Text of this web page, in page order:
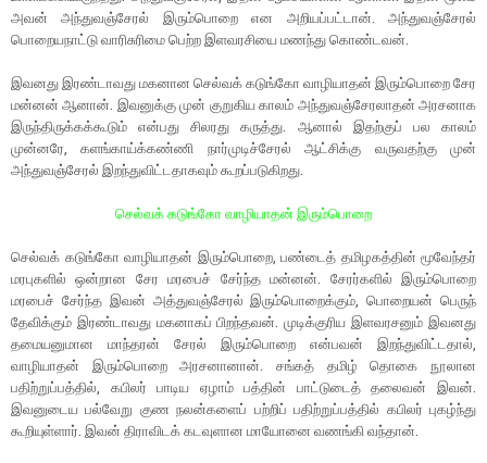
அவன் அந்துவஞ்சேரல் இரும்பொறை என அறியப்பட்டான். அந்துவஞ்சேரல்
பொறையநாட்டு வாரிசுரிமை பெற்ற இளவரசியை மணந்து கொண்டவன்.
இவனது இரண்டாவது மகனான செல்வக் கடுங்கோ வாழியாதன் இரும்பொறை சேர
மன்னன் ஆனான். இவனுக்கு முன் குறுகிய காலம் அந்துவஞ்சேரலாதன் அரசனாக
இருந்திருக்கக்கூடும் என்பது சிலரது கருத்து. ஆனால் இதற்குப் பல காலம்
முன்னரே, களங்காய்க்கண்ணி நார்முடிச்சேரல் ஆட்சிக்கு வருவதற்கு முன்
அந்துவஞ்சேரல் இறந்துவிட்டதாகவும் கூறப்படுகிறது.
செல்வக் கடுங்கோ வாழியாதன் இரும்பொறை
செல்வக் கடுங்கோ வாழியாதன் இரும்பொறை, பண்டைத் தமிழகத்தின் மூவேந்தர்
மரபுகளில் ஒன்றான சேர மரபைச் சேர்ந்த மன்னன். சேரர்களில் இரும்பொறை
மரபைச் சேர்ந்த இவன் அத்துவஞ்சேரல் இரும்பொறைக்கும், பொறையன் பெருந்
தேவிக்கும் இரண்டாவது மகனாகப் பிறந்தவன். முடிக்குரிய இளவரசனும் இவனது
தமையனுமான மாந்தரன் சேரல் இரும்பொறை என்பவன் இறந்துவிட்டதால்,
வாழியாதன் இரும்பொறை அரசனானான். சங்கத் தமிழ் தொகை நூலான
பதிற்றுப்பத்தில், கபிலர் பாடிய ஏழாம் பத்தின் பாட்டுடைத் தலைவன் இவன்.
இவனுடைய பல்வேறு குண நலன்களைப் பற்றிப் பதிற்றுப்பத்தில் கபிலர் புகழ்ந்து
கூறியுள்ளார். இவன் திராவிடக் கடவுளான மாயோனை வணங்கி வந்தான்.